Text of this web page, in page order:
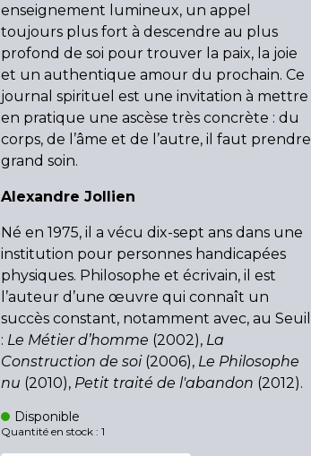
enseignement lumineux, un appel
toujours plus fort à descendre au plus
profond de soi pour trouver la paix, la joie
et un authentique amour du prochain. Ce
journal spirituel est une invitation à mettre
en pratique une ascèse très concrète : du
corps, de l’âme et de l’autre, il faut prendre
grand soin.
Alexandre Jollien
Né en 1975, il a vécu dix-sept ans dans une
institution pour personnes handicapées
physiques. Philosophe et écrivain, il est
l’auteur d’une œuvre qui connaît un
succès constant, notamment avec, au Seuil
: Le Métier d’homme (2002), La
Construction de soi(2006), Le Philosophe
nu (2010), Petit traité de l'abandon (2012).
Disponible
Quantité en stock : 1